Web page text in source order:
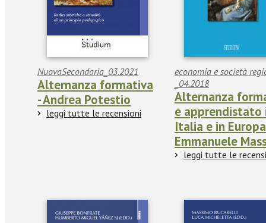
NuovaSecondaria_03.2021
Alternanza formativa
- Andrea Potestio
leggi tutte le recensioni
economia e società
_04.2018
Alternanza
e apprendistato
Italia e in
Emmanuele
leggi tutte le